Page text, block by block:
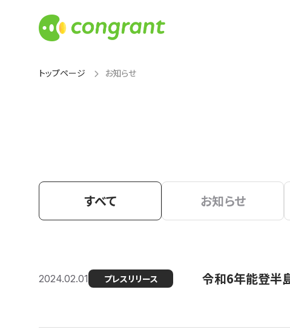
トップページ お知らせ
すべて お知らせ
2024.02.01 プレスリリース 令和6年能登半